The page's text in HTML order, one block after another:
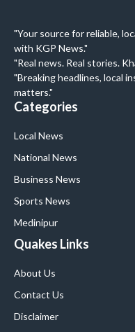
"Your source for reliable,
with KGP News."
"Real news. Real stories.
"Breaking headlines, local
matters."
Categories
Local News
National News
Business News
Sports News
Medinipur
Quakes Links
About Us
Contact Us
Disclaimer